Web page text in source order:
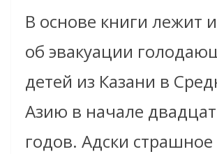
В основе книги лежит
об эвакуации
детей из Казани в
Азию в начале
годов. Адски